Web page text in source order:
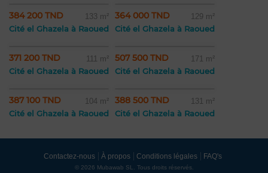
384 200 TND 133 m²
Cité el Ghazela à Raoued
364 000 TND 129 m²
Cité el Ghazela à Raoued
371 200 TND 111 m²
Cité el Ghazela à Raoued
507 500 TND 171 m²
Cité el Ghazela à Raoued
387 100 TND 104 m²
Cité el Ghazela à Raoued
388 500 TND 131 m²
Cité el Ghazela à Raoued
Contactez-nous À propos Conditions légales FAQ's
© 2026 Mubawab SL. Tous droits réservés.